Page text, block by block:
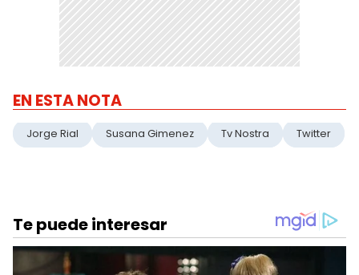
EN ESTA NOTA
Jorge Rial Susana Gimenez Tv Nostra Twitter